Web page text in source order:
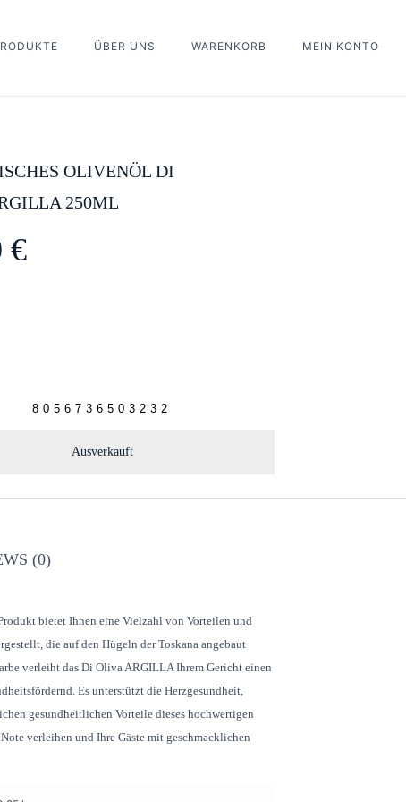
ÜBER UNS WARENKORB MEIN KONTO
OLIVENÖL DI
250ML
€
8056736503232
Ausverkauft
(0)
bietet Ihnen eine Vielzahl von Vorteilen und
die auf den Hügeln der Toskana angebaut
verleiht das Di Oliva ARGILLA Ihrem Gericht einen
Es unterstützt die Herzgesundheit,
gesundheitlichen Vorteile dieses hochwertigen
verleihen und Ihre Gäste mit geschmacklichen